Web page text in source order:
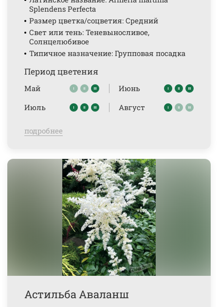
Splendens Perfecta
Размер цветка/соцветия: Средний
Свет или тень: Теневыносливое,
Солнцелюбивое
Типичное назначение: Групповая посадка
Период цветения
Май
Июнь
Июль
Август
подробнее
Астильба Аваланш